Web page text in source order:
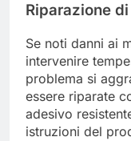
Riparazione
Se noti danni ai
intervenire
problema si
essere riparate
adesivo
istruzioni del